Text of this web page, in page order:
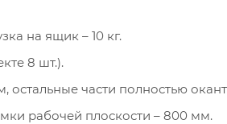
на ящик – 10 кг.
8 шт.).
остальные части полностью
рабочей плоскости – 800 мм.